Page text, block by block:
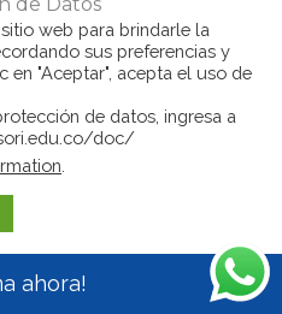
web para brindarle la
sus preferencias y
en "Aceptar", acepta el uso de
de datos, ingresa a
doc/
ahora!